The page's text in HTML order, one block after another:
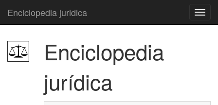
Enciclopedia juridica
Enciclopedia
jurídica